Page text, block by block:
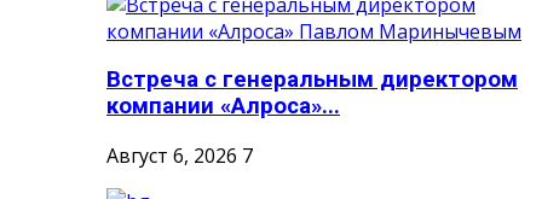
Встреча с генеральным директором
компании «Алроса»...
Август 6, 2026 7